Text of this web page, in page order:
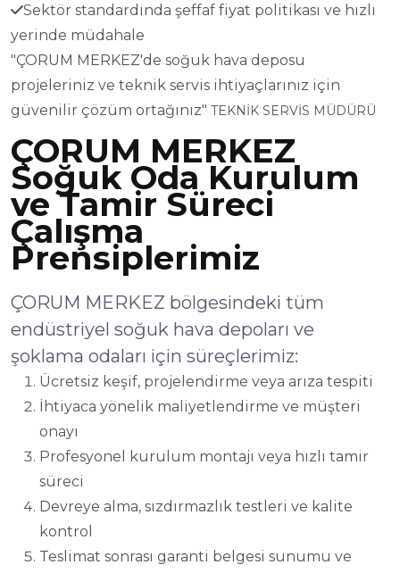
Sektör standardında şeffaf fiyat politikası ve hızlı
yerinde müdahale
"ÇORUM MERKEZ'de soğuk hava deposu
projeleriniz ve teknik servis ihtiyaçlarınız için
güvenilir çözüm ortağınız" TEKNİK SERVİS MÜDÜRÜ
ÇORUM MERKEZ
Soğuk Oda Kurulum
ve Tamir Süreci
Çalışma
Prensiplerimiz
ÇORUM MERKEZ bölgesindeki tüm
endüstriyel soğuk hava depoları ve
şoklama odaları için süreçlerimiz:
Ücretsiz keşif, projelendirme veya arıza tespiti
İhtiyaca yönelik maliyetlendirme ve müşteri
onayı
Profesyonel kurulum montajı veya hızlı tamir
süreci
Devreye alma, sızdırmazlık testleri ve kalite
kontrol
Teslimat sonrası garanti belgesi sunumu ve